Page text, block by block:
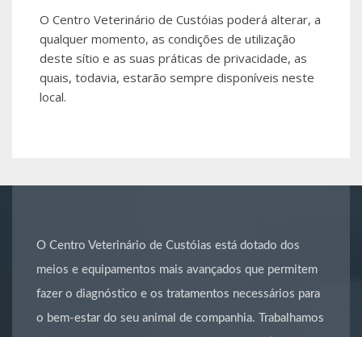
O Centro Veterinário de Custóias poderá alterar, a
qualquer momento, as condições de utilização
deste sítio e as suas práticas de privacidade, as
quais, todavia, estarão sempre disponíveis neste
local.
O Centro Veterinário de Custóias está dotado dos
meios e equipamentos mais avançados que permitem
fazer o diagnóstico e os tratamentos necessários para
o bem-estar do seu animal de companhia. Trabalhamos